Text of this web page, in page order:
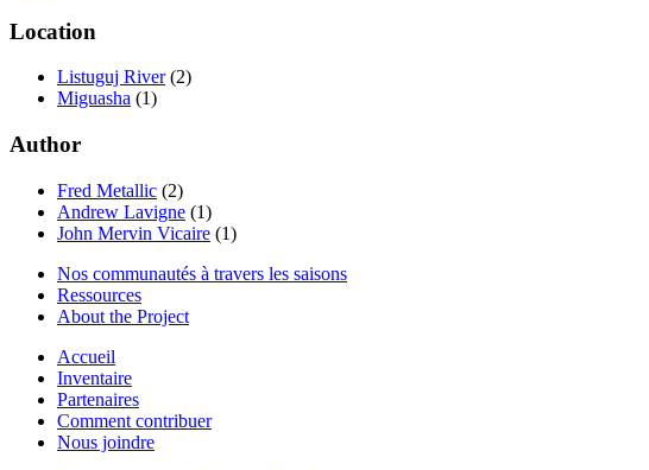
Location
Listuguj River(2)
Miguasha (1)
Author
Fred Metallic (2)
Andrew Lavigne (1)
John Mervin Vicaire (1)
Nos communautés à travers les saisons
Ressources
About the Project
Accueil
Inventaire
Partenaires
Comment contribuer
Nous joindre